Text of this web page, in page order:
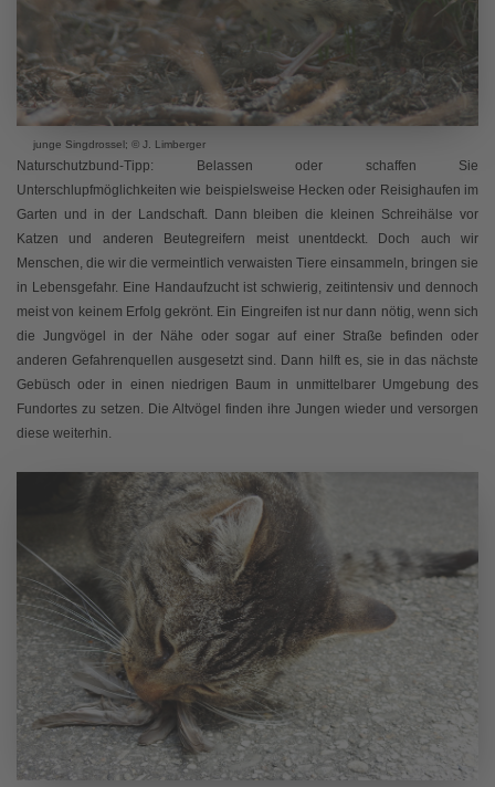
junge Singdrossel; © J. Limberger
Naturschutzbund-Tipp: Belassen oder schaffen Sie
Unterschlupfmöglichkeiten wie beispielsweise Hecken oder Reisighaufen im
Garten und in der Landschaft. Dann bleiben die kleinen Schreihälse vor
Katzen und anderen Beutegreifern meist unentdeckt. Doch auch wir
Menschen, die wir die vermeintlich verwaisten Tiere einsammeln, bringen sie
in Lebensgefahr. Eine Handaufzucht ist schwierig, zeitintensiv und dennoch
meist von keinem Erfolg gekrönt. Ein Eingreifen ist nur dann nötig, wenn sich
die Jungvögel in der Nähe oder sogar auf einer Straße befinden oder
anderen Gefahrenquellen ausgesetzt sind. Dann hilft es, sie in das nächste
Gebüsch oder in einen niedrigen Baum in unmittelbarer Umgebung des
Fundortes zu setzen. Die Altvögel finden ihre Jungen wieder und versorgen
diese weiterhin.